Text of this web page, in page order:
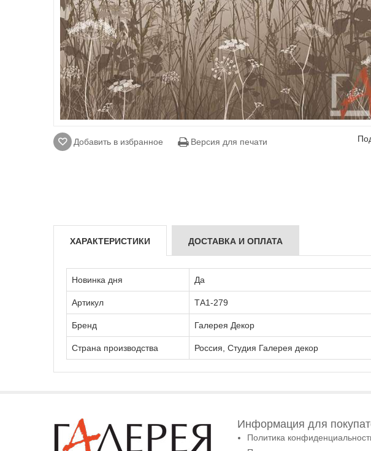
Добавить в избранное Версия для печати
ХАРАКТЕРИСТИКИ ДОСТАВКА И ОПЛАТА
Новинка дня Да
Артикул ТА1-279
Бренд Галерея Декор
Страна производства Россия, Студия Галерея декор
Информация для
Политика